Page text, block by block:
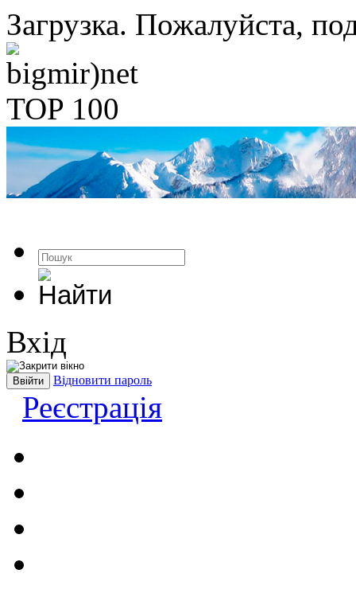
Загрузка. Пожалуйста,
Вхід
Відновити пароль
Реєстрація